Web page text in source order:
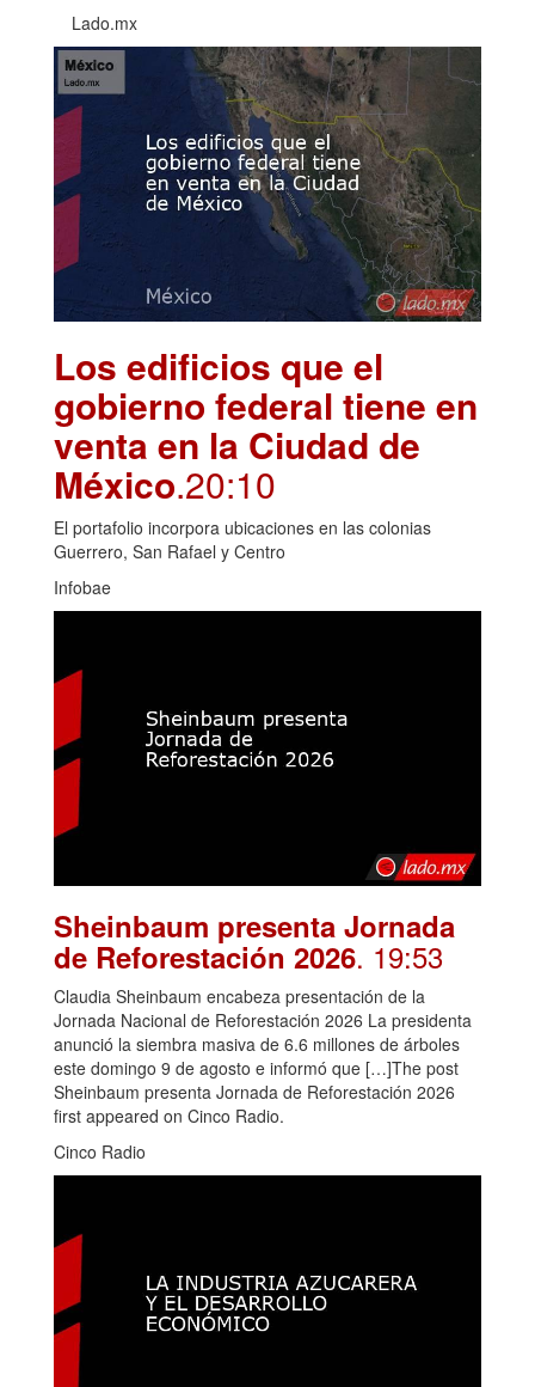
Lado.mx
Los edificios que el
gobierno federal tiene en
venta en la Ciudad de
México.20:10
El portafolio incorpora ubicaciones en las colonias
Guerrero, San Rafael y Centro
Infobae
Sheinbaum presenta Jornada
de Reforestación 2026. 19:53
Claudia Sheinbaum encabeza presentación de la
Jornada Nacional de Reforestación 2026 La presidenta
anunció la siembra masiva de 6.6 millones de árboles
este domingo 9 de agosto e informó que […]The post
Sheinbaum presenta Jornada de Reforestación 2026
first appeared on Cinco Radio.
Cinco Radio